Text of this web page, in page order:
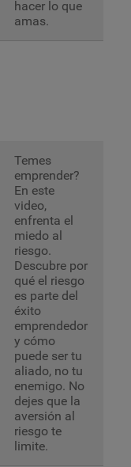
hacer lo que
amas.
Temes
emprender?
En este
video,
enfrenta el
miedo al
riesgo.
Descubre por
qué el riesgo
es parte del
éxito
emprendedor
y cómo
puede ser tu
aliado, no tu
enemigo. No
dejes que la
aversión al
riesgo te
limite.